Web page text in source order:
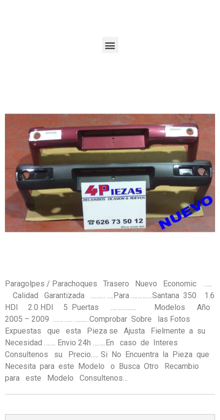
Paragolpes / Parachoques Trasero Nuevo Economic …..
Calidad Garantizada ……… ….Para ………….Santana 350 1.6
HDI 2.0 HDI 5 Puertas ……………. Modelos Año
2005 – 2009 …… ….. ………Comprobar Sobre las Fotos
Expuestas que esta Pieza se Ajusta Fielmente a su
Necesidad ……. Envio 24h ……..En caso de Interes
Consultenos su Precio….. Si No Encuentra la Pieza que
Necesita para este Modelo o Busca Otro Recambio
para este Modelo Consultenos…